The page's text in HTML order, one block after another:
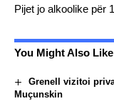
Pijet jo alkoolike për
You Might Also Like
Grenell vizitoi
Muçunskin